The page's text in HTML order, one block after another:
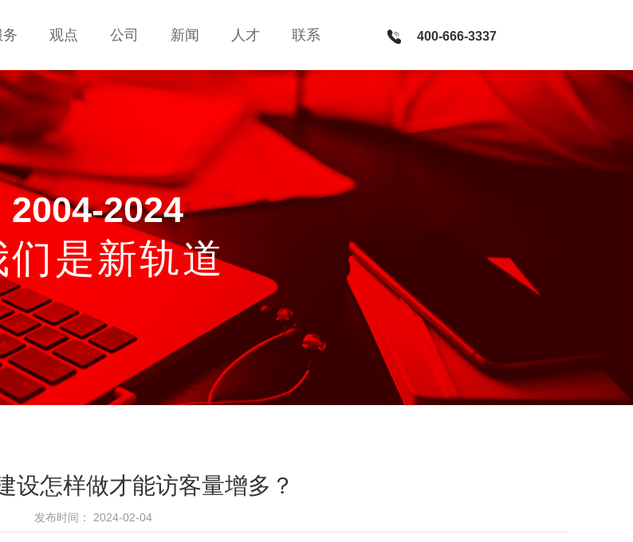
务 观点 公司 新闻 人才 联系
点 公司 新闻 人才
400-666-3337
务 观点 公司 新闻 人才 联系
点 公司 新闻 人才
400-666-3337
移动互联网解决方案
手机网站建设 ·APP开发 · H5页面设计开发
新媒体 · 服务
微官网建设 · PC网站和微信平台整合方案 · 微信公众号运
营 · H5社交游戏开发
2004-2024
们是新轨道
设怎样做才能访客量增多？
发布时间： 2024-02-04